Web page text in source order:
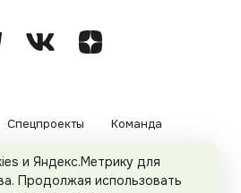
Спецпроекты Команда
Политика конфиденциальности
и Яндекс.Метрику для
Продолжая использовать